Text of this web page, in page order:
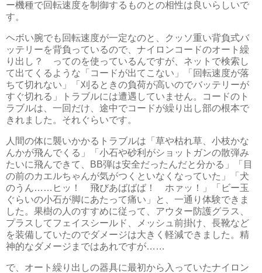
ー機種で回転速度を制御するものとの相性は良いらしいで
す。
ヘボい腕でも回転速度が一定なのと、クッソ重い背負式バ
ッテリーを背負っているので、ナイロンコードのオート繰
り出し？ ってのを使っているんですが、ネットで検索し
て出てくるような「コードが出てこない」「回転速度が落
ちて切れない」「刈るときの負荷が高いのでバッテリーが
すぐ切れる」トラブルには遭遇していません。コードのト
ラブルは、一回だけ、途中でコードが繰り出し部の根本で
きれました。それぐらいです。
人間の体に襲いかかるトラブルは「草や枯れ草、小枝かな
んかが飛んでくる」「小石や砂利がショットガンの散弾み
たいに飛んできて、BB弾は安全だったんだと分かる」「目
の前のカエルちゃんが気がつくといなくなっていた」「犬
のうん……ヒッ！ 飛びあばばば！ ホァッ！」「ビー玉
ぐらいの小石が脚にあたって痛い」と、一通り体験できま
した。果樹の人のすすめに従って、アウター防護グラス、
プラスしてフェイスシールド、メッシュ前掛け、長靴など
を装備していたのでダメージは大きく軽減できました。精
神的なダメージまではあれですが……
で、オート繰り出しの器具に最初から入っていたナイロン